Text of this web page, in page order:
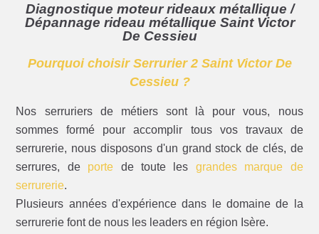
Diagnostique moteur rideaux métallique /
Dépannage rideau métallique Saint Victor
De Cessieu
Pourquoi choisir Serrurier 2 Saint Victor De
Cessieu ?
Nos serruriers de métiers sont là pour vous, nous
sommes formé pour accomplir tous vos travaux de
serrurerie, nous disposons d'un grand stock de clés, de
serrures, de porte de toute les grandes marque de
serrurerie.
Plusieurs années d'expérience dans le domaine de la
serrurerie font de nous les leaders en région Isère.